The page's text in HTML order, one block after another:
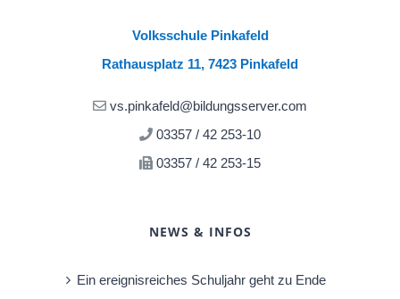
Volksschule Pinkafeld
Rathausplatz 11, 7423 Pinkafeld
vs.pinkafeld@bildungsserver.com
03357 / 42 253-10
03357 / 42 253-15
NEWS & INFOS
Ein ereignisreiches Schuljahr geht zu Ende